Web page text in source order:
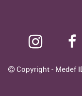
Copyright - Medef